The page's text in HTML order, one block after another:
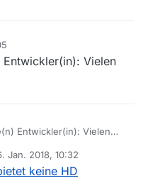
Vielen
Entwickler(in): Vielen
Jan. 2018, 10:32
von
keine HD